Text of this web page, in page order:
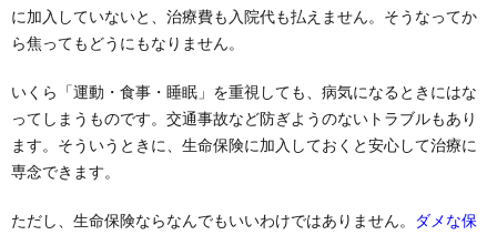
に加入していないと、治療費も入院代も払えません。そうなってか
ら焦ってもどうにもなりません。
いくら「運動・食事・睡眠」を重視しても、病気になるときにはな
ってしまうものです。交通事故など防ぎようのないトラブルもあり
ます。そういうときに、生命保険に加入しておくと安心して治療に
専念できます。
ただし、生命保険ならなんでもいいわけではありません。
ダメな保